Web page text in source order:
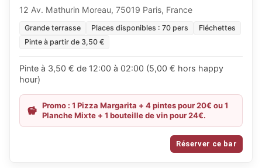
12 Av. Mathurin Moreau, 75019 Paris, France
Grande terrasse Places disponibles : 70 pers
Fléchettes
Pinte à partir de 3,50 €
Pinte à 3,50 € de 12:00 à 02:00 (5,00 € hors happy
hour)
Promo : 1 Pizza Margarita + 4 pintes pour 20€ ou 1
Planche Mixte + 1 bouteille de vin pour 24€.
Réserver ce bar